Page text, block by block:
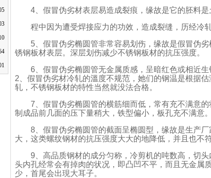
4、假冒伪劣材表层易造成裂痕，缘故是它的胚料
程中因为遭受焊接应力的功效，造成裂缝，历经冷
5、假冒伪劣椭圆管非常容易划伤，缘故是假冒伪
锈钢板材表层。深层划伤减少不锈钢板材的抗压强度。
6、假冒伪劣椭圆管无金属质感，呈暗红色或相近
2、假冒伪劣材冷轧的溫度不规范，她们的钢温是根据
轧，不锈钢板材的特性当然就没法合格。
7、假冒伪劣椭圆管的横筋细而低，常有充不满意
制成品前几面的压下量稍大，铁型偏小，板孔充不满意。
8、假冒伪劣椭圆管的截面呈椭圆型，缘故是生产
大，这类螺纹钢材的抗压强度大大的地降低，并且也不
9、高品质钢材的成分匀称，冷剪机的吨数高，切
头内孔经常会有掉肉的状况，即凸凹不平，而且无金属
少，首尾会出現大耳子。